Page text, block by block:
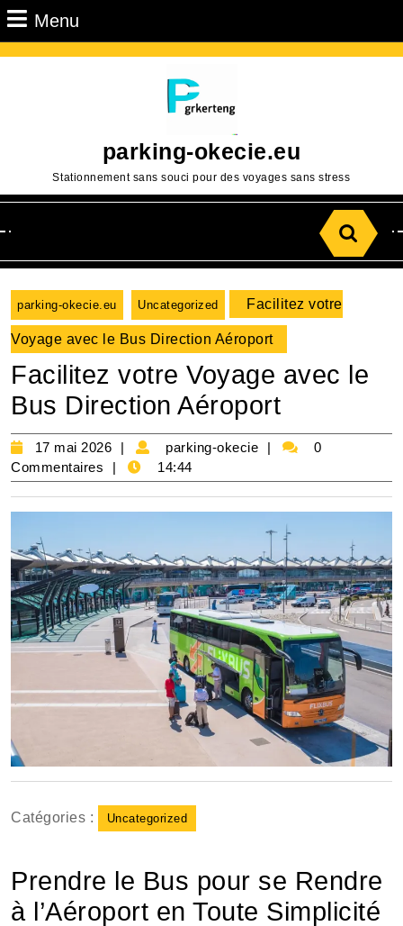
Passer
au
Menu
parking-okecie.eu
Stationnement sans souci pour des voyages sans stress
for:
parking-okecie.eu Uncategorized Facilitez votre
Voyage avec le Bus Direction Aéroport
Facilitez votre Voyage avec le
Bus Direction Aéroport
17 mai 2026
17
mai
2026
parking-okecie
parking-
0
Commentaires
14:44
Catégories : Uncategorized
Prendre le Bus pour se Rendre
à l’Aéroport en Toute Simplicité